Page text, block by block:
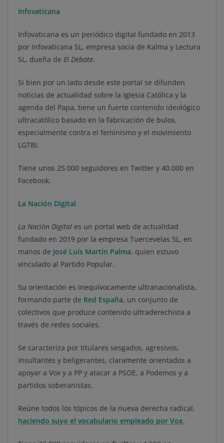
Infovaticana
Infovaticana es un periódico digital fundado en 2013
por Infovaticana SL, empresa socia de Kalma y Lectura
SL, dueña de El Debate.
Si bien por un lado desde este portal se difunden
noticias de actualidad sobre la Iglesia Católica y la
agenda del Papa, tiene un fuerte contenido ideológico
ultracatólico basado en la fabricación de bulos,
especialmente contra el feminismo y el movimiento
LGTBI.
Tiene unos 25.000 seguidores en Twitter y 40.000 en
Facebook.
La Nación Digital
La Nación Digital es un portal web de actualidad
fundado en 2019 por la empresa Tuercevelas SL, en
manos de José Luís Martín Palma, quien estuvo
vinculado al Partido Popular.
Su orientación es inequívocamente ultranacionalista,
formando parte de Red España, un conjunto de
colectivos que produce contenido ultraderechista a
través de redes sociales.
Se caracteriza por titulares sesgados, agresivos,
insultantes y beligerantes, claramente orientados a
apoyar a Vox y a PP y atacar a PSOE, a Podemos y a
partidos soberanistas.
Reúne todos los tópicos de la nueva derecha radical,
haciendo suyo el vocabulario empleado por Vox.